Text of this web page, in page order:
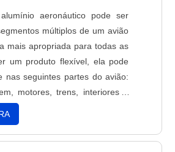
aeronáutico pode ser
múltiplos de um avião
mais apropriada para todas as
um produto flexível, ela pode
nas seguintes partes do avião:
motores, trens, interiores e
Cada uma das chapas de
especificidades apropriadas
das aplicações, como leveza e